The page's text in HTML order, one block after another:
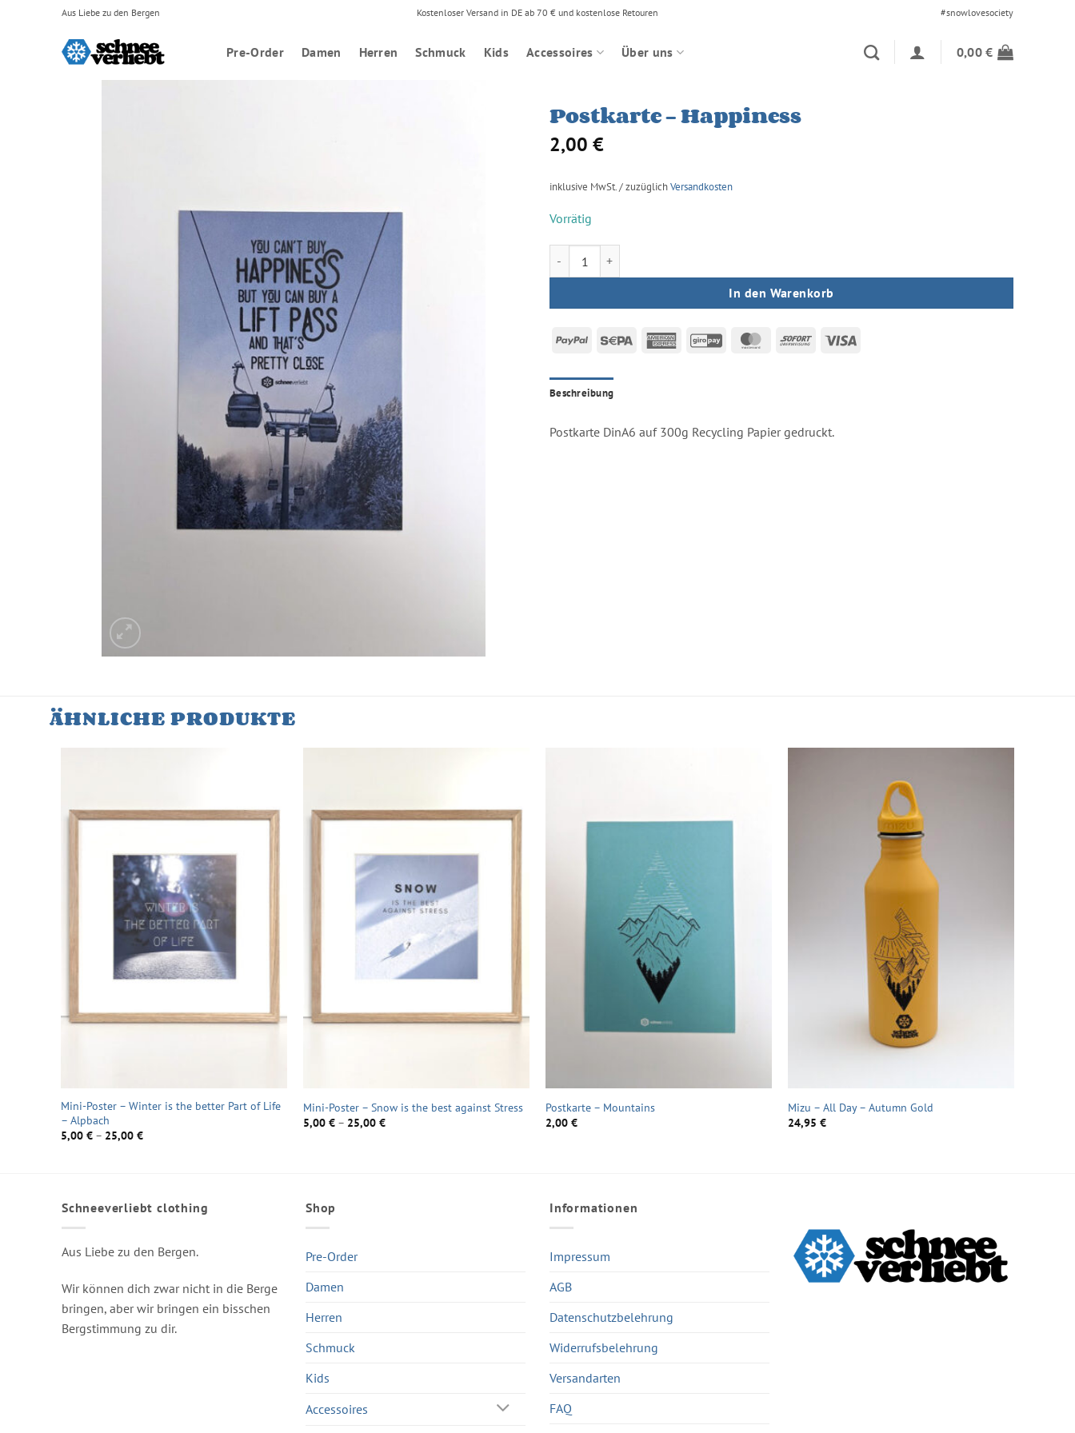
Aus Liebe zu den Bergen Kostenloser Versand in DE ab 70 € und kostenlose Retouren #snowlovesociety
Pre-Order Damen Herren Schmuck Kids Accessoires Über uns 0,00€
Postkarte – Happiness
2,00 €
inklusive MwSt. / zuzüglichVersandkosten
Vorrätig
In den Warenkorb
PayPal Sepa
AmericanGiroPay MasterCardSofort Visa
Beschreibung
Postkarte DinA6 auf 300g Recycling Papier gedruckt.
ÄHNLICHE PRODUKTE
Mini-Poster – Winter is the better Part of Life
– Alpbach
5,00 €– 25,00 €
Mini-Poster – Snow is the best against Stress
5,00 €– 25,00 €
Postkarte – Mountains
2,00 €
Mizu – All Day – Autumn Gold
24,95 €
Schneeverliebt clothing
Aus Liebe zu den Bergen.
Wir können dich zwar nicht in die Berge
bringen, aber wir bringen ein bisschen
Bergstimmung zu dir.
Shop
Pre-Order
Damen
Herren
Schmuck
Kids
Accessoires
Informationen
Impressum
AGB
Datenschutzbelehrung
Widerrufsbelehrung
Versandarten
FAQ